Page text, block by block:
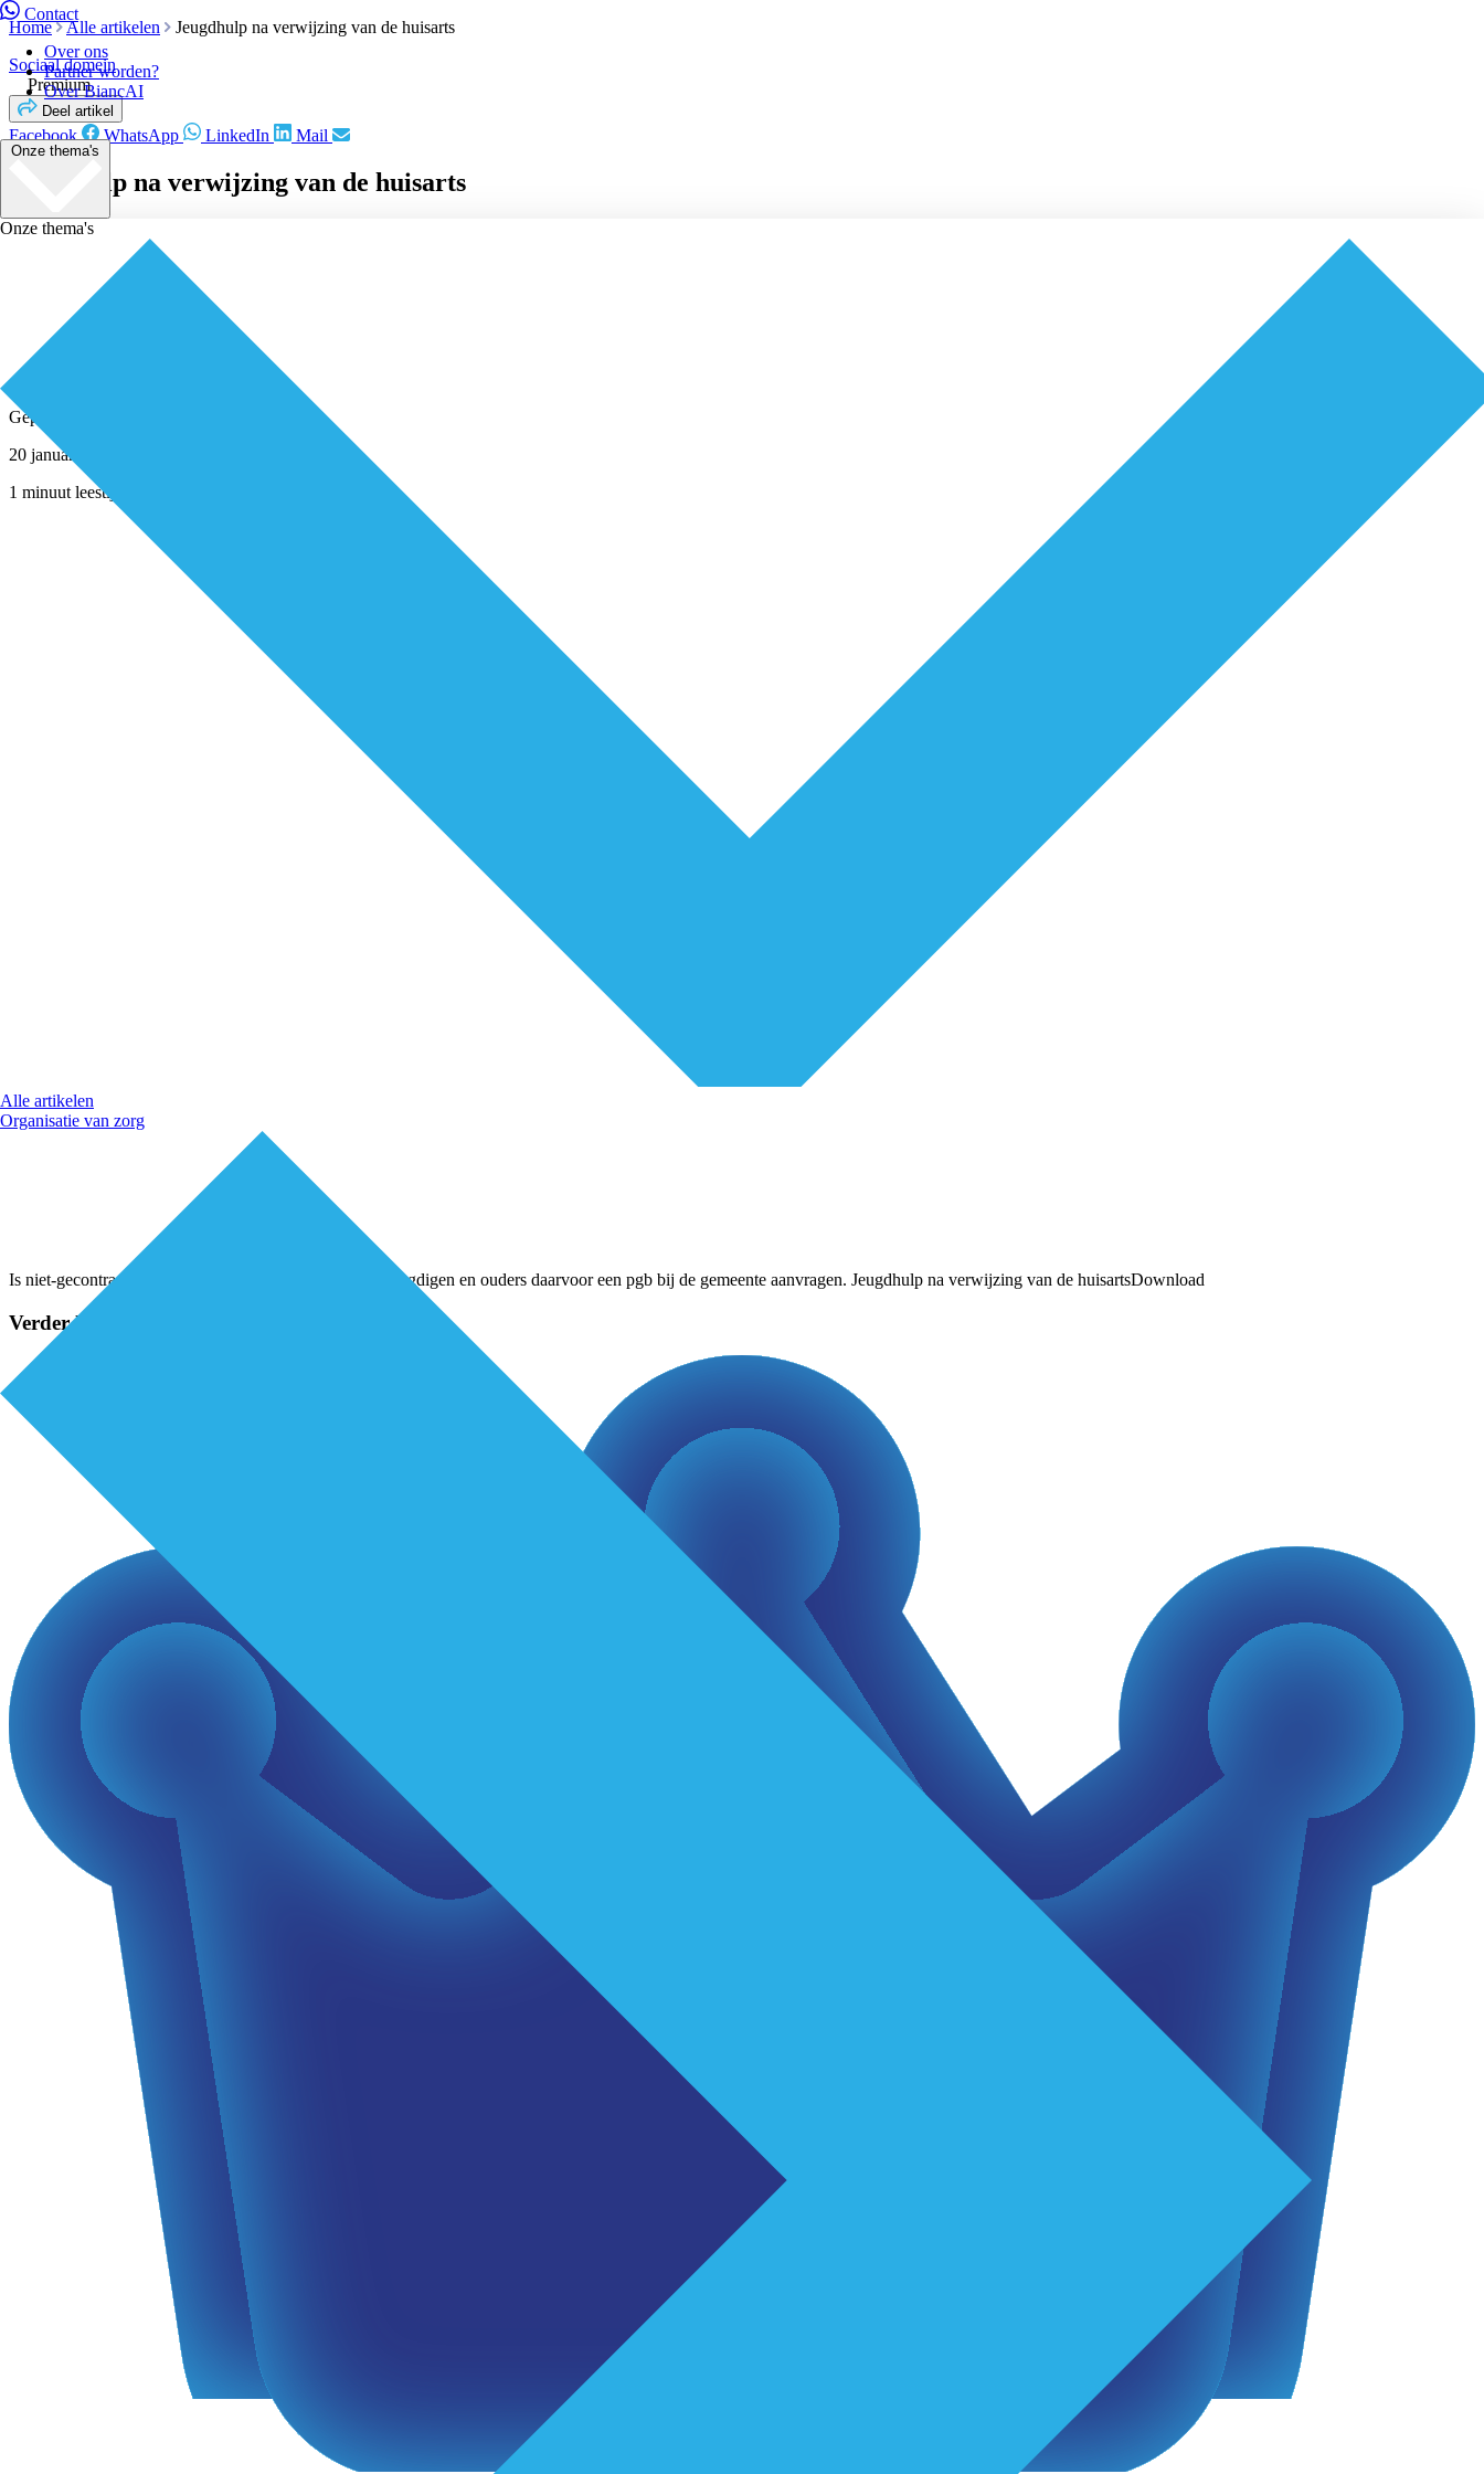
Contact
Over ons
Partner worden?
Over BiancAI
Onze thema's
Onze thema's
Alle artikelen
Organisatie van zorg
Home Alle artikelen
Jeugdhulp na verwijzing van de huisarts
Sociaal domein
Premium
Deel artikel
Facebook WhatsApp LinkedIn Mail
Jeugdhulp na verwijzing van de huisarts
Geplaatst door
20 januari 2021
1 minuut leestijd
Is niet-gecontracteerde jeugdhulp nodig? Dan kunnen jeugdigen en ouders daarvoor een pgb bij de gemeente aanvragen. Jeugdhulp na verwijzing van de huisartsDownload
Verder lezen?